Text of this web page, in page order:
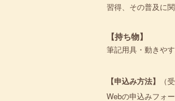
習得、その普及に
【持ち物】
筆記用具・動きや
【申込み方法】
（
Webの申込みフォ